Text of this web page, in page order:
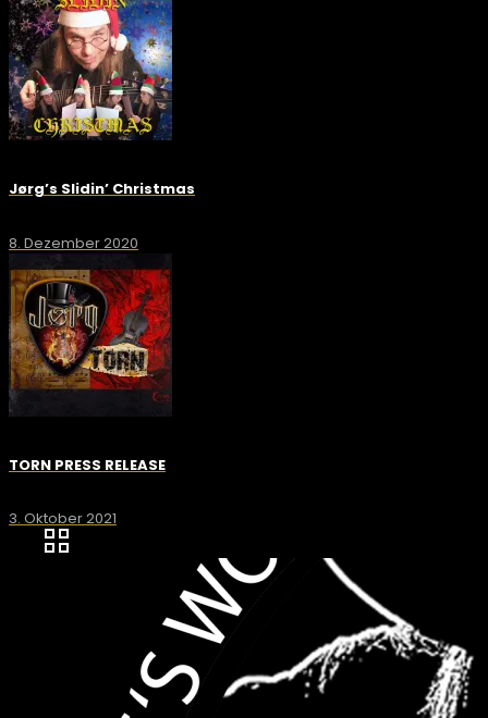
Jørg’s Slidin’ Christmas
8. Dezember 2020
TORN PRESS RELEASE
3. Oktober 2021